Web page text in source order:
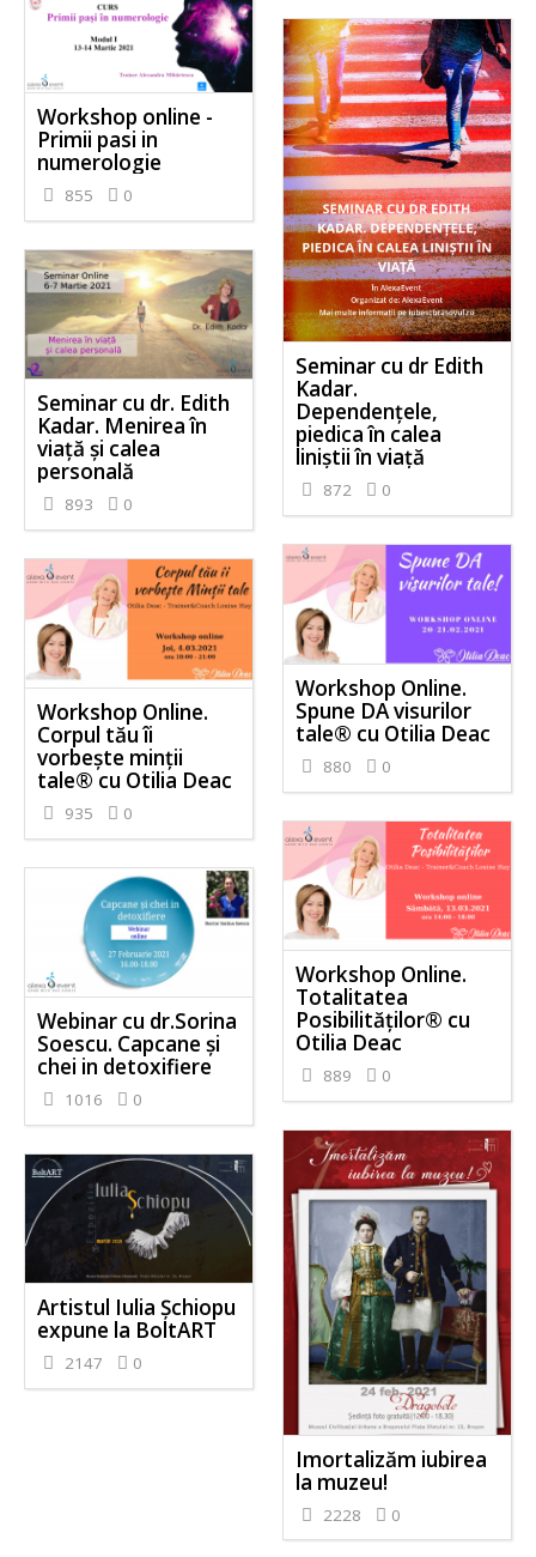
Workshop online -
Primii pasi in
numerologie
855 0
Seminar cu dr Edith
Kadar.
Dependențele,
piedica în calea
liniștii în viață
872 0
Seminar cu dr. Edith
Kadar. Menirea în
viață și calea
personală
893 0
Workshop Online.
Spune DA visurilor
tale® cu Otilia Deac
880 0
Workshop Online.
Corpul tău îi
vorbește minții
tale® cu Otilia Deac
935 0
Workshop Online.
Totalitatea
Posibilităților® cu
Otilia Deac
889 0
Webinar cu dr.Sorina
Soescu. Capcane și
chei in detoxifiere
1016 0
Imortalizăm iubirea
la muzeu!
2228 0
Artistul Iulia Șchiopu
expune la BoltART
2147 0